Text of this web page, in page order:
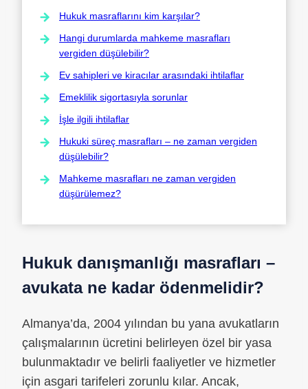
Hukuk masraflarını kim karşılar?
Hangi durumlarda mahkeme masrafları
vergiden düşülebilir?
Ev sahipleri ve kiracılar arasındaki ihtilaflar
Emeklilik sigortasıyla sorunlar
İşle ilgili ihtilaflar
Hukuki süreç masrafları – ne zaman vergiden
düşülebilir?
Mahkeme masrafları ne zaman vergiden
düşürülemez?
Hukuk danışmanlığı masrafları –
avukata ne kadar ödenmelidir?
Almanya’da, 2004 yılından bu yana avukatların
çalışmalarının ücretini belirleyen özel bir yasa
bulunmaktadır ve belirli faaliyetler ve hizmetler
için asgari tarifeleri zorunlu kılar. Ancak,